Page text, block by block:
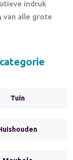
indruk
van alle grote
Tuin